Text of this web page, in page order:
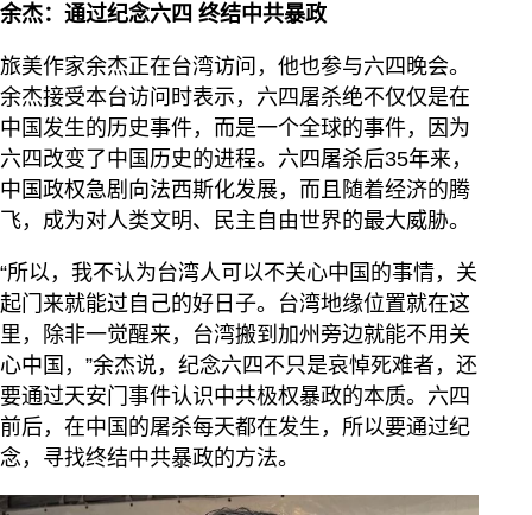
余杰：通过纪念六四 终结中共暴政
旅美作家余杰正在台湾访问，他也参与六四晚会。
余杰接受本台访问时表示，六四屠杀绝不仅仅是在
中国发生的历史事件，而是一个全球的事件，因为
六四改变了中国历史的进程。六四屠杀后35年来，
中国政权急剧向法西斯化发展，而且随着经济的腾
飞，成为对人类文明、民主自由世界的最大威胁。
“所以，我不认为台湾人可以不关心中国的事情，关
起门来就能过自己的好日子。台湾地缘位置就在这
里，除非一觉醒来，台湾搬到加州旁边就能不用关
心中国，”余杰说，纪念六四不只是哀悼死难者，还
要通过天安门事件认识中共极权暴政的本质。六四
前后，在中国的屠杀每天都在发生，所以要通过纪
念，寻找终结中共暴政的方法。